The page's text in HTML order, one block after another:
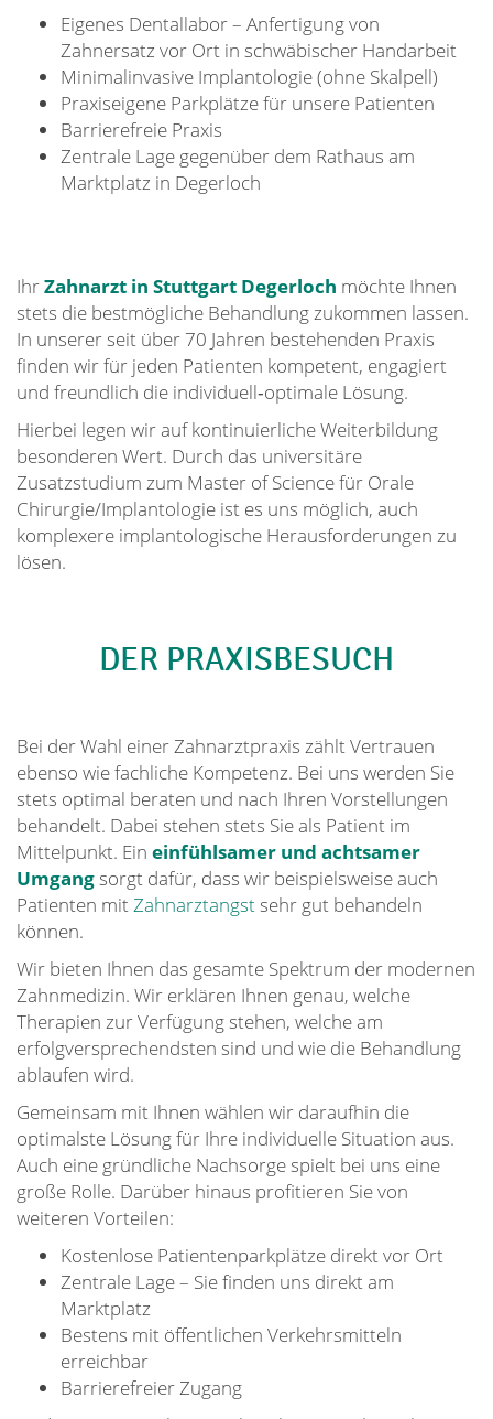
Eigenes Dentallabor – Anfertigung von
Zahnersatz vor Ort in schwäbischer Handarbeit
Minimalinvasive Implantologie (ohne Skalpell)
Praxiseigene Parkplätze für unsere Patienten
Barrierefreie Praxis
Zentrale Lage gegenüber dem Rathaus am
Marktplatz in Degerloch
IhrZahnarzt in Stuttgart Degerloch möchte Ihnen
stets die bestmögliche Behandlung zukommen lassen.
In unserer seit über 70 Jahren bestehenden Praxis
finden wir für jeden Patienten kompetent, engagiert
und freundlich die individuell‐optimale Lösung.
Hierbei legen wir auf kontinuierliche Weiterbildung
besonderen Wert. Durch das universitäre
Zusatzstudium zum Master of Science für Orale
Chirurgie/Implantologie ist es uns möglich, auch
komplexere implantologische Herausforderungen zu
lösen.
DER PRAXISBESUCH
Bei der Wahl einer Zahnarztpraxis zählt Vertrauen
ebenso wie fachliche Kompetenz. Bei uns werden Sie
stets optimal beraten und nach Ihren Vorstellungen
behandelt. Dabei stehen stets Sie als Patient im
Mittelpunkt. Ein einfühlsamer und achtsamer
Umgangsorgt dafür, dass wir beispielsweise auch
Patienten mitZahnarztangstsehr gut behandeln
können.
Wir bieten Ihnen das gesamte Spektrum der modernen
Zahnmedizin. Wir erklären Ihnen genau, welche
Therapien zur Verfügung stehen, welche am
erfolgversprechendsten sind und wie die Behandlung
ablaufen wird.
Gemeinsam mit Ihnen wählen wir daraufhin die
optimalste Lösung für Ihre individuelle Situation aus.
Auch eine gründliche Nachsorge spielt bei uns eine
große Rolle. Darüber hinaus profitieren Sie von
weiteren Vorteilen:
Kostenlose Patientenparkplätze direkt vor Ort
Zentrale Lage – Sie finden uns direkt am
Marktplatz
Bestens mit öffentlichen Verkehrsmitteln
erreichbar
Barrierefreier Zugang